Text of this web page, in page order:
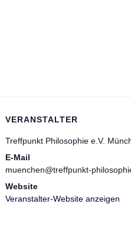
VERANSTALTER
Treffpunkt Philosophie e.V.
E-Mail
muenchen@treffpunkt-
Website
Veranstalter-Website anzeigen